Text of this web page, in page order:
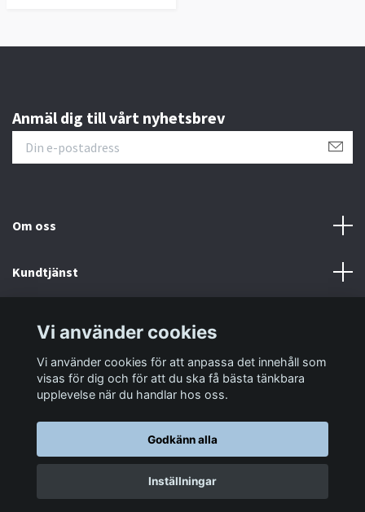
Anmäl dig till vårt nyhetsbrev
Om oss
Kundtjänst
Sociala medier
© 2026 LastaTungt.se
Vi använder cookies
Vi använder cookies för att anpassa det innehåll som
visas för dig och för att du ska få bästa tänkbara
upplevelse när du handlar hos oss.
Godkänn alla
Inställningar